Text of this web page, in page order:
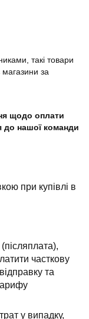
такі товари
за
щодо оплати
до нашої команди
при купівлі в
часткову
та
у випадку,